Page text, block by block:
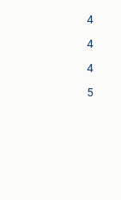
4
4
4
5